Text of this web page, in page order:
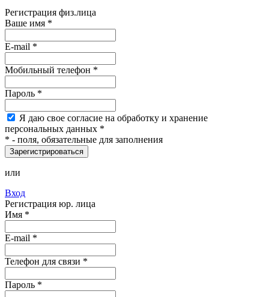
Регистрация физ.лица
Ваше имя *
E-mail *
Мобильный телефон *
Пароль *
Я даю свое согласие на обработку и хранение
персональных данных *
* - поля, обязательные для заполнения
Зарегистрироваться
или
Вход
Регистрация юр. лица
Имя *
E-mail *
Телефон для связи *
Пароль *